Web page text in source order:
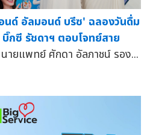
นด์ อัลมอนด์ บรีซ' ฉลองวันดื่ม
กซี รัชดาฯ ตอบโจทย์สาย
ายแพทย์ ศักดา อัลภาชน์ รอง...